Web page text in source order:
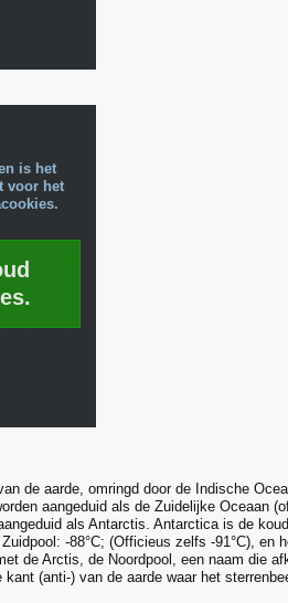
is het
voor het
de aarde, omringd door de Indische
aangeduid als de Zuidelijke Oceaan
als Antarctis. Antarctica is de
-88°C; (Officieus zelfs -91°C), en
de Arctis, de Noordpool, een naam die
(anti-) van de aarde waar het